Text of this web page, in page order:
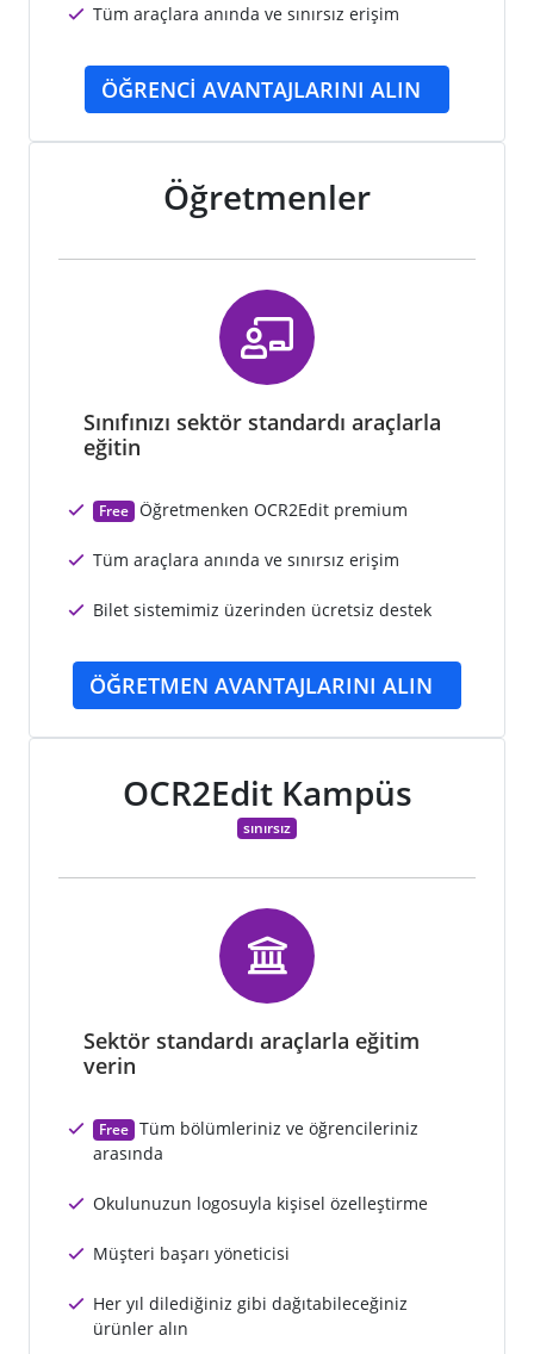
Tüm araçlara anında ve sınırsız erişim
ÖĞRENCI AVANTAJLARINI ALIN
Öğretmenler
Sınıfınızı sektör standardı araçlarla
eğitin
Free Öğretmenken OCR2Edit premium
Tüm araçlara anında ve sınırsız erişim
Bilet sistemimiz üzerinden ücretsiz destek
ÖĞRETMEN AVANTAJLARINI ALIN
OCR2Edit Kampüs
sınırsız
Sektör standardı araçlarla eğitim
verin
Free Tüm bölümleriniz ve öğrencileriniz
arasında
Okulunuzun logosuyla kişisel özelleştirme
Müşteri başarı yöneticisi
Her yıl dilediğiniz gibi dağıtabileceğiniz
ürünler alın